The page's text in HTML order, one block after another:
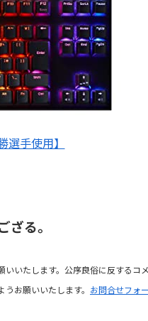
選手使用】
ざる。
いたします。公序良俗に反するコ
お願いいたします。 お問合せフォ